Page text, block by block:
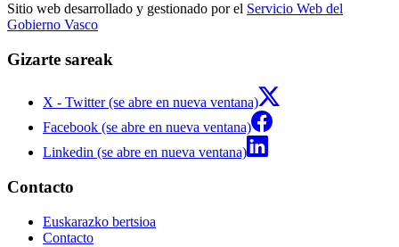
Sitio web desarrollado y gestionado por el Servicio Web del
Gobierno Vasco
Gizarte sareak
X - Twitter (se abre en nueva ventana)
Facebook (se abre en nueva ventana)
Linkedin (se abre en nueva ventana)
Contacto
Euskarazko bertsioa
Contacto